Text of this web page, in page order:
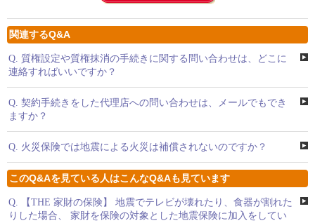
関連するQ&A
Q. 質権設定や質権抹消の手続きに関する問い合わせは、どこに
連絡すればいいですか？
Q. 契約手続きをした代理店への問い合わせは、メールでもでき
ますか？
Q. 火災保険では地震による火災は補償されないのですか？
このQ&Aを見ている人はこんなQ&Aも見ています
Q.
【THE 家財の保険】 地震でテレビが壊れたり、食器が割れた
りした場合、 家財を保険の対象とした地震保険に加入をしてい